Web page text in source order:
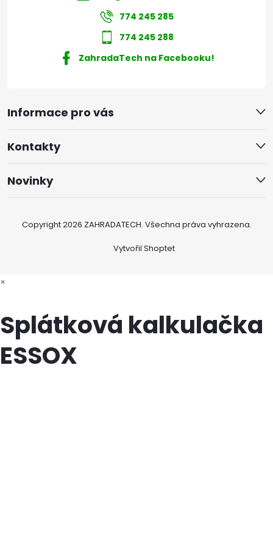
Informace pro vás
Kontakty
Novinky
774 245 285
774 245 288
ZahradaTech na Facebooku!
Vytvořil Shoptet
Copyright 2026 ZAHRADATECH. Všechna práva vyhrazena.
×
Splátková kalkulačka
ESSOX